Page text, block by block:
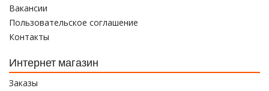
Вакансии
Пользовательское соглашение
Контакты
Интернет магазин
Заказы